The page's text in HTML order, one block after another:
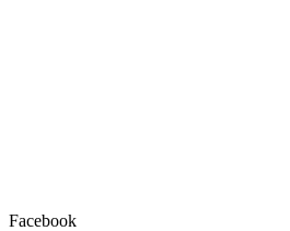
Facebook